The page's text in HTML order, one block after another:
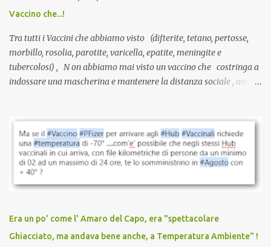
L’unico atto richiesto è una fi...
Vaccino che...!
Tra tutti i Vaccini che abbiamo visto (difterite, tetano, pertosse,
morbillo, rosolia, parotite, varicella, epatite, meningite e
tubercolosi) , N on abbiamo mai visto un vaccino che costringa a
indossare una mascherina e mantenere la distanza sociale , anche
vaccinazione. Non avevamo mai sentito parlare di ricompense,
sconti, incentivi per vaccinarsi. Non avevamo mai visto
discriminazioni per coloro che non l’hanno fatto. Se non sei stato
vaccinato, nessuno aveva prima cercato di farti sentire una
persona cattiva. Non avevamo mai visto un vaccino che minacci le
vaccino usato per minacciare i mezzi di sussistenza, il lavoro o la
scuola. Non avevamo mai visto un vaccino che permettesse a un
dodicenne di ignorare il consenso dei genitori. Dopo tutti i vaccini
Era un po' come l' Amaro del Capo, era "spettacolare
Ghiacciato, ma andava bene anche, a Temperatura Ambiente" !